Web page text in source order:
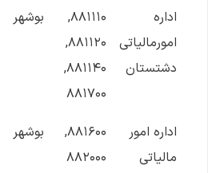
اداره
امورمالیاتی
دشتستان
۸۸۱۱۱۰,
۸۸۱۱۲۰,
۸۸۱۱۴۰,
۸۸۱۷۰۰
بوشهر
اداره امور
مالیاتی
۸۸۱۶۰۰,
۸۸۲۰۰۰
بوشهر